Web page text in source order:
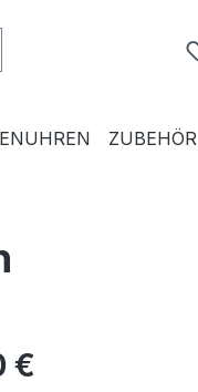
ZUBEHÖR
€